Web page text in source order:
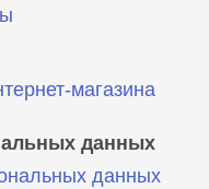
магазина
данных
данных